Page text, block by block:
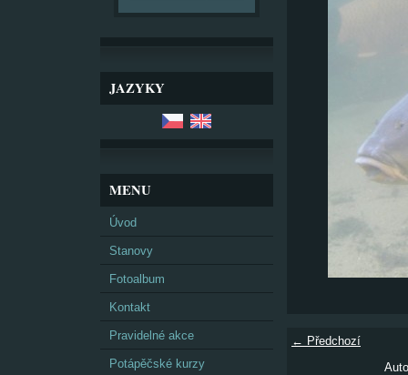
JAZYKY
MENU
Úvod
Stanovy
Fotoalbum
Kontakt
Pravidelné akce
Potápěčské kurzy
← Předchozí